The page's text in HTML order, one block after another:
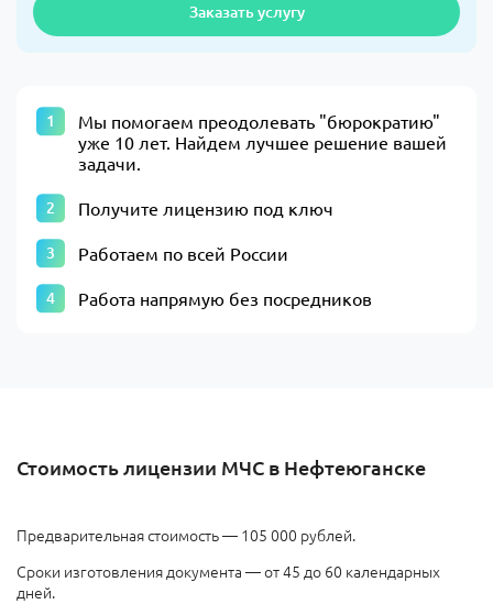
Заказать услугу
​Мы помогаем преодолевать "бюрократию"
уже 10 лет. Найдем лучшее решение вашей
задачи.​
Получите лицензию под ключ
Работаем по всей России
Работа напрямую без посредников
Стоимость лицензии МЧС в Нефтеюганске
Предварительная стоимость — 105 000 рублей.
Сроки изготовления документа — от 45 до 60 календарных
дней.